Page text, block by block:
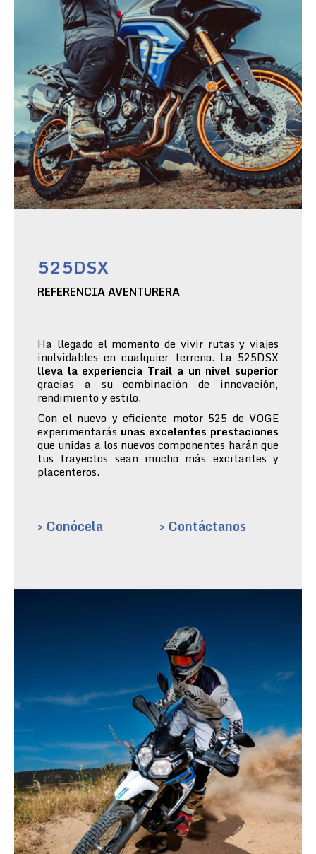
525DSX
REFERENCIA AVENTURERA
Ha llegado el momento de vivir rutas y viajes
inolvidables en cualquier terreno. La 525DSX
lleva la experiencia Trail a un nivel superior
gracias a su combinación de innovación,
rendimiento y estilo.
Con el nuevo y eficiente motor 525 de VOGE
experimentarás unas excelentes prestaciones
que unidas a los nuevos componentes harán que
tus trayectos sean mucho más excitantes y
placenteros.
> Conócela > Contáctanos